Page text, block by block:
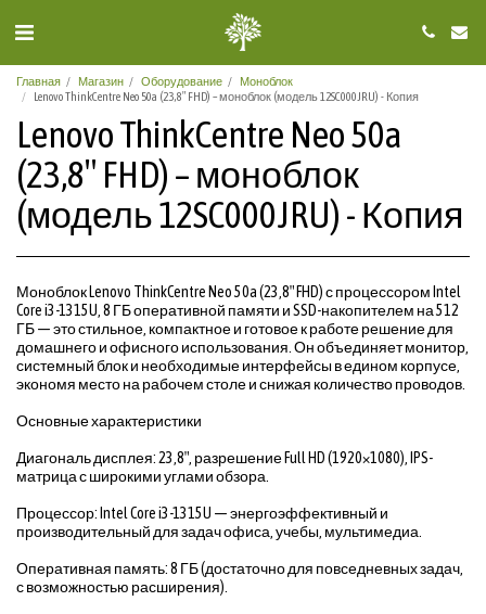
Главная Магазин Оборудование
Моноблок
Lenovo ThinkCentre Neo 50a (23,8″ FHD) – моноблок (модель 12SC000JRU) - Копия
Lenovo ThinkCentre Neo 50a
(23,8″ FHD) – моноблок
(модель 12SC000JRU) - Копия
Моноблок Lenovo ThinkCentre Neo 50a (23,8″ FHD) с процессором Intel
Core i3-1315U, 8 ГБ оперативной памяти и SSD-накопителем на 512
ГБ — это стильное, компактное и готовое к работе решение для
домашнего и офисного использования. Он объединяет монитор,
системный блок и необходимые интерфейсы в едином корпусе,
экономя место на рабочем столе и снижая количество проводов.
Основные характеристики
Диагональ дисплея: 23,8″, разрешение Full HD (1920×1080), IPS-
матрица с широкими углами обзора.
Процессор: Intel Core i3-1315U — энергоэффективный и
производительный для задач офиса, учебы, мультимедиа.
Оперативная память: 8 ГБ (достаточно для повседневных задач,
с возможностью расширения).